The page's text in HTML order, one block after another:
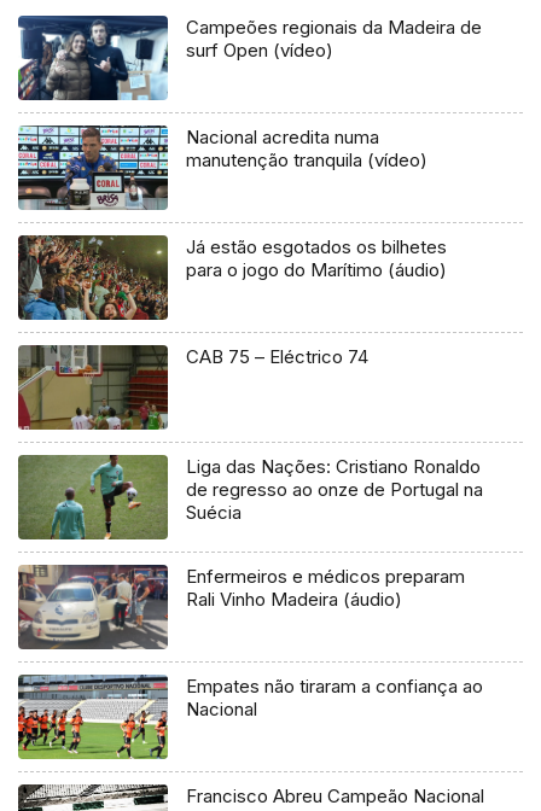
Campeões regionais da Madeira de
surf Open (vídeo)
Nacional acredita numa
manutenção tranquila (vídeo)
Já estão esgotados os bilhetes
para o jogo do Marítimo (áudio)
CAB 75 – Eléctrico 74
Liga das Nações: Cristiano Ronaldo
de regresso ao onze de Portugal na
Suécia
Enfermeiros e médicos preparam
Rali Vinho Madeira (áudio)
Empates não tiraram a confiança ao
Nacional
Francisco Abreu Campeão Nacional